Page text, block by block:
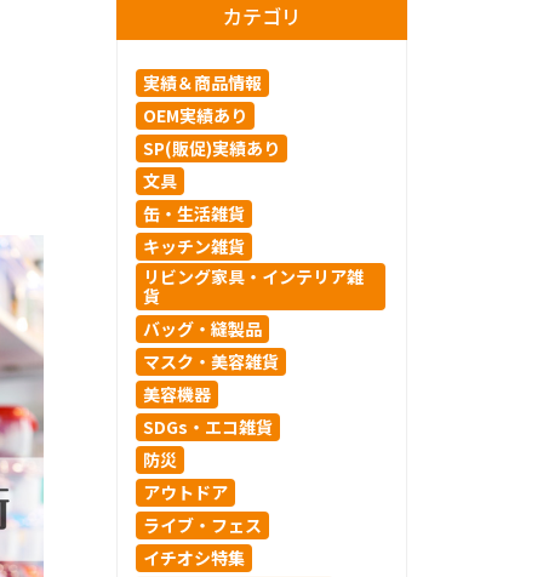
カテゴリ
実績＆商品情報
OEM実績あり
SP(販促)実績あり
文具
缶・生活雑貨
キッチン雑貨
リビング家具・インテリア雑
貨
バッグ・縫製品
マスク・美容雑貨
美容機器
SDGs・エコ雑貨
防災
アウトドア
ライブ・フェス
イチオシ特集